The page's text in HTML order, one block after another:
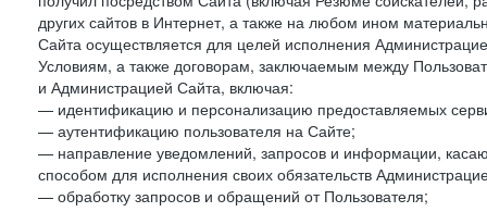
других сайтов в Интернет, а также на любом ином
Сайта осуществляется для целей исполнения
Условиям, а также договорам, заключаемым между
и Администрацией Сайта, включая:
— идентификацию и персонализацию предоставляемых
— аутентификацию пользователя на Сайте;
— направление уведомлений, запросов и информации,
способом для исполнения своих обязательств
— обработку запросов и обращений от Пользователя;